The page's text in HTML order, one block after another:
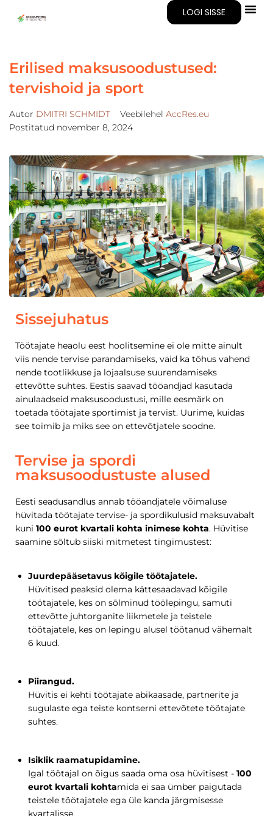
LOGI SISSE
Erilised maksusoodustused:
tervishoid ja sport
Autor DMITRI SCHMIDT Veebilehel AccRes.eu
Postitatud november 8, 2024
Sissejuhatus
Töötajate heaolu eest hoolitsemine ei ole mitte ainult
viis nende tervise parandamiseks, vaid ka tõhus vahend
nende tootlikkuse ja lojaalsuse suurendamiseks
ettevõtte suhtes. Eestis saavad tööandjad kasutada
ainulaadseid maksusoodustusi, mille eesmärk on
toetada töötajate sportimist ja tervist. Uurime, kuidas
see toimib ja miks see on ettevõtjatele soodne.
Tervise ja spordi
maksusoodustuste alused
Eesti seadusandlus annab tööandjatele võimaluse
hüvitada töötajate tervise- ja spordikulusid maksuvabalt
kuni 100 eurot kvartali kohta inimese kohta. Hüvitise
saamine sõltub siiski mitmetest tingimustest:
Juurdepääsetavus kõigile töötajatele.
Hüvitised peaksid olema kättesaadavad kõigile
töötajatele, kes on sõlminud töölepingu, samuti
ettevõtte juhtorganite liikmetele ja teistele
töötajatele, kes on lepingu alusel töötanud vähemalt
6 kuud.
Piirangud.
Hüvitis ei kehti töötajate abikaasade, partnerite ja
sugulaste ega teiste kontserni ettevõtete töötajate
suhtes.
Isiklik raamatupidamine.
Igal töötajal on õigus saada oma osa hüvitisest - 100
eurot kvartali kohtamida ei saa ümber paigutada
teistele töötajatele ega üle kanda järgmisesse
kvartalisse.